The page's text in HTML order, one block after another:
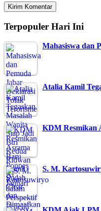
Terpopuler Hari Ini
Mahasiswa dan
Atalia Kamil
KDM Resmikan
S. M.